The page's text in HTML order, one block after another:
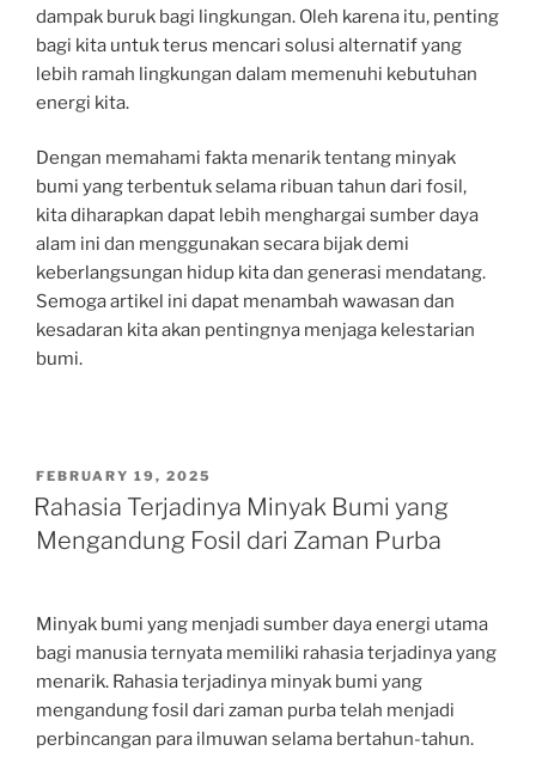
dampak buruk bagi lingkungan. Oleh karena itu, penting
bagi kita untuk terus mencari solusi alternatif yang
lebih ramah lingkungan dalam memenuhi kebutuhan
energi kita.
Dengan memahami fakta menarik tentang minyak
bumi yang terbentuk selama ribuan tahun dari fosil,
kita diharapkan dapat lebih menghargai sumber daya
alam ini dan menggunakan secara bijak demi
keberlangsungan hidup kita dan generasi mendatang.
Semoga artikel ini dapat menambah wawasan dan
kesadaran kita akan pentingnya menjaga kelestarian
bumi.
POSTED
ON
FEBRUARY 19, 2025
Rahasia Terjadinya Minyak Bumi yang
Mengandung Fosil dari Zaman Purba
Minyak bumi yang menjadi sumber daya energi utama
bagi manusia ternyata memiliki rahasia terjadinya yang
menarik. Rahasia terjadinya minyak bumi yang
mengandung fosil dari zaman purba telah menjadi
perbincangan para ilmuwan selama bertahun-tahun.